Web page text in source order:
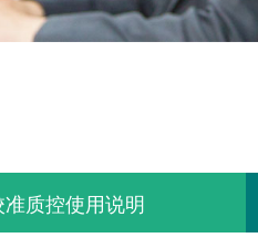
质控使用说明